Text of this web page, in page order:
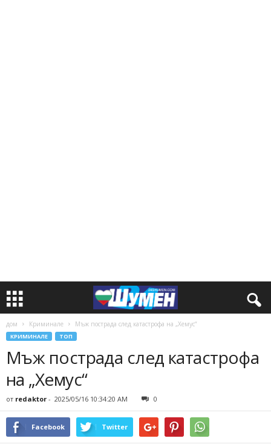
дом Криминале Мъж пострада след катастрофа на „Хемус“
КРИМИНАЛЕ ТОП
Мъж пострада след катастрофа
на „Хемус“
от redaktor - 2025/05/16 10:34:20 AM 0
Facebook Twitter